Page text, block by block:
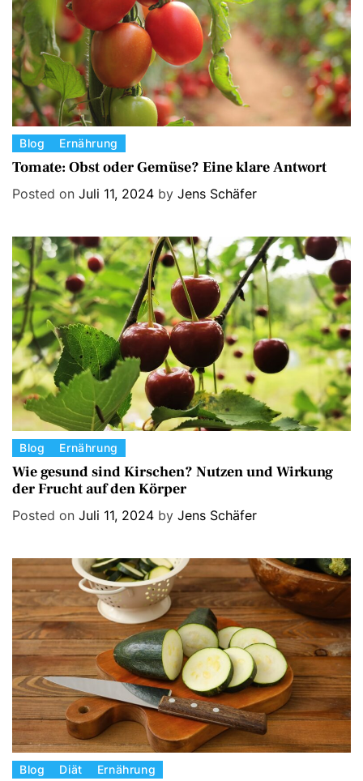
C
a
o
r
i
e
s
Blog Ernährung
Tomate: Obst oder Gemüse? Eine klare Antwort
Posted on Juli 11, 2024 by Jens Schäfer
C
a
t
e
i
e
s
Blog Ernährung
Wie gesund sind Kirschen? Nutzen und Wirkung
der Frucht auf den Körper
Posted on Juli 11, 2024 by Jens Schäfer
CBlog Diät Ernährung